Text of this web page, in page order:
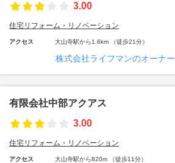
3.00
住宅リフォーム・リノベーション
アクセス 大山寺駅から1.6km （徒歩21分）
株式会社ライフマンのオーナ
有限会社中部アクアス
3.00
住宅リフォーム・リノベーション
アクセス 大山寺駅から820m （徒歩11分）